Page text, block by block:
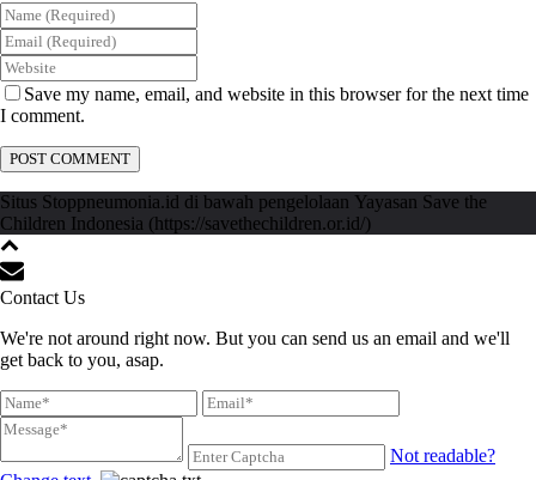
Save my name, email, and website in this browser for the next time
I comment.
Situs Stoppneumonia.id di bawah pengelolaan Yayasan Save the
Children Indonesia (https://savethechildren.or.id/)
Contact Us
We're not around right now. But you can send us an email and we'll
get back to you, asap.
Not readable?